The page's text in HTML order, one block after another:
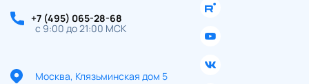
+7 (495) 065-28-68
с 9:00 до 21:00 МСК
Москва, Клязьминская дом 5